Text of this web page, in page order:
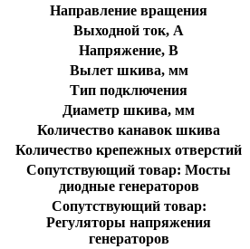
Направление вращения
Выходной ток, А
Напряжение, В
Вылет шкива, мм
Тип подключения
Диаметр шкива, мм
Количество канавок шкива
Количество крепежных отверстий
Сопутствующий товар: Мосты
диодные генераторов
Сопутствующий товар:
Регуляторы напряжения
генераторов